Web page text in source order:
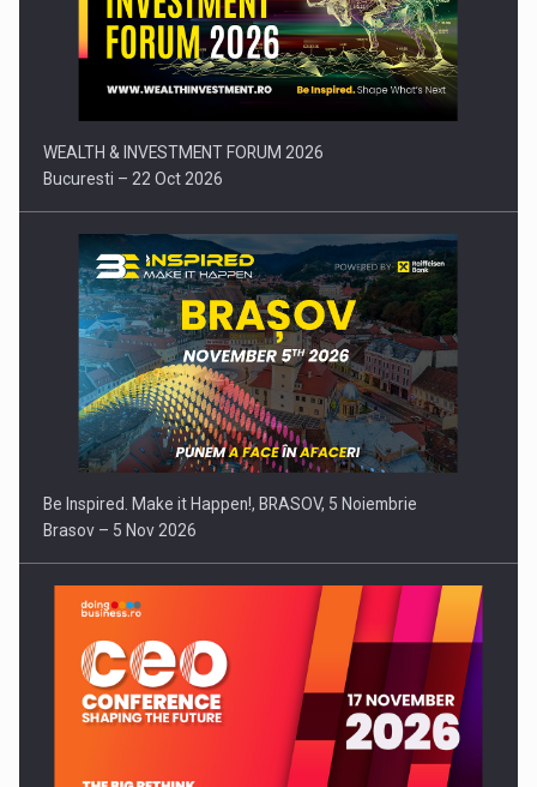
Comunicat de presa: Joburile part-time reincep sa intre pe…
WEALTH & INVESTMENT FORUM 2026
Bucuresti – 22 Oct 2026
Be Inspired. Make it Happen!, BRASOV, 5 Noiembrie
Brasov – 5 Nov 2026